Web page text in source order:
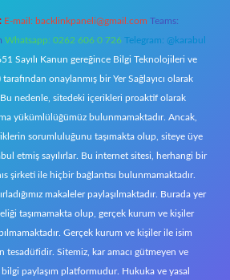
E-mail: backlinkpaneli@gmail.com Teams:
Whatsapp: 0262 606 0 726 Telegram: @karabul
Sayılı Kanun gereğince Bilgi Teknolojileri ve
onaylanmış bir Yer Sağlayıcı olarak
nedenle, sitedeki içerikleri proaktif olarak
yükümlülüğümüz bulunmamaktadır. Ancak,
sorumluluğunu taşımakta olup, siteye üye
etmiş sayılırlar. Bu internet sitesi, herhangi bir
şirketi ile hiçbir bağlantısı bulunmamaktadır.
makaleler paylaşılmaktadır. Burada yer
taşımamakta olup, gerçek kurum ve kişiler
Gerçek kurum ve kişiler ile isim
tesadüfidir. Sitemiz, kar amacı gütmeyen ve
paylaşım platformudur. Hukuka ve yasal